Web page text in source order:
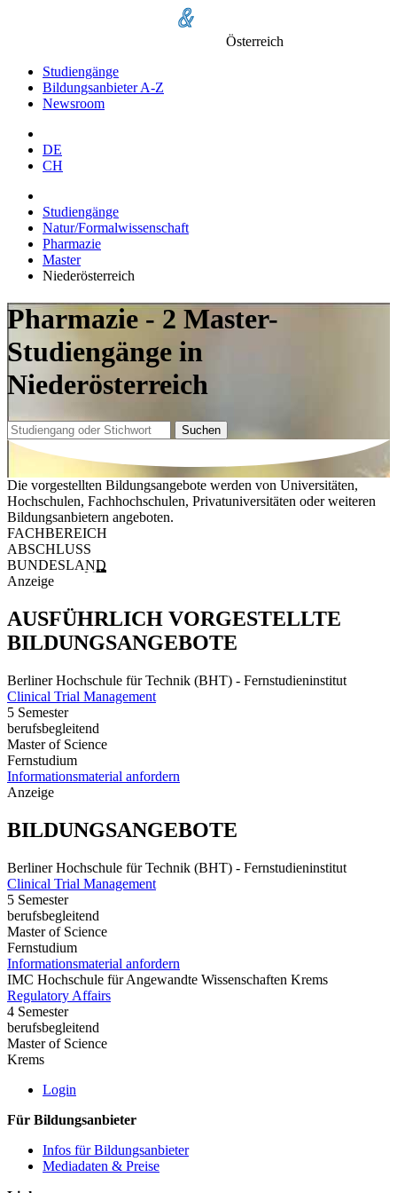
Österreich
Studiengänge
Bildungsanbieter A-Z
Newsroom
DE
CH
Studiengänge
Natur/Formalwissenschaft
Pharmazie
Master
Niederösterreich
Pharmazie - 2 Master-
Studiengänge in
Niederösterreich
Suchen
Die vorgestellten Bildungsangebote werden von Universitäten,
Hochschulen, Fachhochschulen, Privatuniversitäten oder weiteren
Bildungsanbietern angeboten.
FACHBEREICH
ABSCHLUSS
BUNDESLAND
Anzeige
AUSFÜHRLICH VORGESTELLTE
BILDUNGSANGEBOTE
Berliner Hochschule für Technik (BHT) - Fernstudieninstitut
Clinical Trial Management
5 Semester
berufsbegleitend
Master of Science
Fernstudium
Informationsmaterial anfordern
Anzeige
BILDUNGSANGEBOTE
Berliner Hochschule für Technik (BHT) - Fernstudieninstitut
Clinical Trial Management
5 Semester
berufsbegleitend
Master of Science
Fernstudium
Informationsmaterial anfordern
IMC Hochschule für Angewandte Wissenschaften Krems
Regulatory Affairs
4 Semester
berufsbegleitend
Master of Science
Krems
Login
Für Bildungsanbieter
Infos für Bildungsanbieter
Mediadaten & Preise